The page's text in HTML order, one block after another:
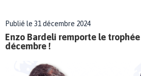
Publié le 31 décembre 2024
Enzo Bardeli remporte le
décembre !